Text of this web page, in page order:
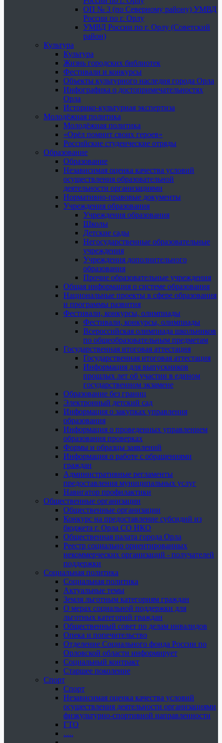
ОП № 3 (по Северному району) УМВД
России по г. Орлу
УМВД России по г. Орлу (Советский
район)
Культура
Культура
Жизнь городских библиотек
Фестивали и конкурсы
Объекты культурного наследия города Орла
Инфографика о достопримечательностях
Орла
Историко-культурная экспертиза
Молодёжная политика
Молодёжная политика
«Орёл помнит своих героев»
Российские студенческие отряды
Образование
Образование
Независимая оценка качества условий
осуществления образовательной
деятельности организациями
Нормативно-правовые документы
Учреждения образования
Учреждения образования
Школы
Детские сады
Негосударственные образовательные
учреждения
Учреждения дополнительного
образования
Прочие образовательные учреждения
Общая информация о системе образования
Национальные проекты в сфере образования
и программы развития
Фестивали, конкурсы, олимпиады
Фестивали, конкурсы, олимпиады
Всероссийская олимпиада школьников
по общеобразовательным предметам
Государственная итоговая аттестация
Государственная итоговая аттестация
Информация для выпускников
прошлых лет об участии в едином
государственном экзамене
Образование без границ
Электронный детский сад
Информация о закупках управления
образования
Информация о проведенных управлением
образования проверках
Формы и образцы заявлений
Информация о работе с обращениями
граждан
Административные регламенты
предоставления муниципальных услуг
Навигатор профилактики
Общественные организации
Общественные организации
Конкурс на предоставление субсидий из
бюджета г. Орла СО НКО
Общественная палата города Орла
Реестр социально ориентированных
некоммерческих организаций - получателей
поддержки
Социальная политика
Социальная политика
Актуальные темы
Земля льготным категориям граждан
О мерах социальной поддержки для
льготных категорий граждан
Общественный совет по делам инвалидов
Опека и попечительство
Отделение Социального фонда России по
Орловской области информирует
Социальный контракт
Старшее поколение
Спорт
Спорт
Независимая оценка качества условий
осуществления деятельности организациями
физкультурно-спортивной направленности
ГТО
.....